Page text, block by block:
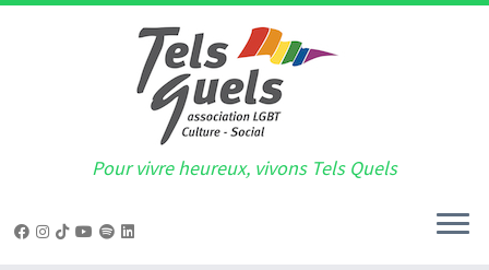
Pour vivre heureux, vivons Tels Quels